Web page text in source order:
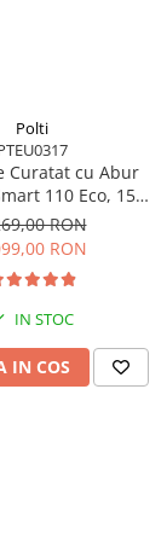
Polti
Curatat cu Abur
110 Eco, 1500
Nelimitată de
Bar, 110 gr/min,
Alb/Verde
RON
RON
IN STOC
IN COS